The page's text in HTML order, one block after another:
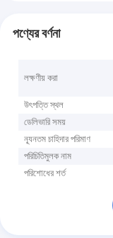
পণ্যের বর্ণনা
লক্ষণীয় করা
উৎপত্তি স্থল
ডেলিভারি সময়
ন্যূনতম চাহিদার পরিমাণ
পরিচিতিমুলক নাম
পরিশোধের শর্ত